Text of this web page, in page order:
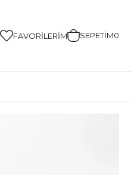
FAVORILERIM SEPETIM0